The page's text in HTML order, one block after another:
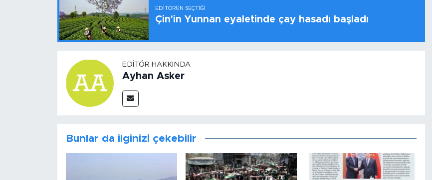
EDITÖRÜN SEÇTIĞI
Çin'in Yunnan eyaletinde çay hasadı başladı
EDITÖR HAKKINDA
Ayhan Asker
Bunlar da ilginizi çekebilir